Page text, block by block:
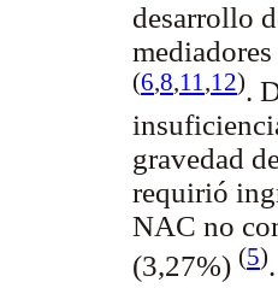
desarrollo
(6,8,11 ,12).
gravedad
requirió
NAC no
(3,27%) (5)